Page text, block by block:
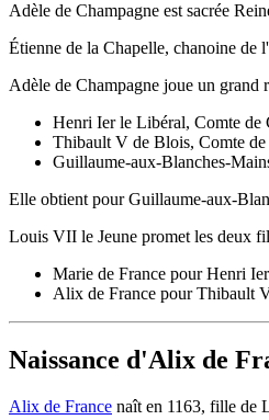
Adèle de Champagne est sacrée
Étienne de la Chapelle, chanoine de
Adèle de Champagne joue un grand
Henri Ier le Libéral, Comte de
Thibault V de Blois, Comte
Guillaume-aux-Blanches-
Elle obtient pour Guillaume-aux-
Louis VII le Jeune promet les deux
Marie de France pour Henri
Alix de France pour Thibault
Naissance d'Alix de
Alix de France naît en 1163, fille de